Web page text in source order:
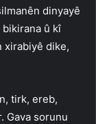
dinyayê
û kî
xirabiyê dike,
tirk, ereb,
Gava sorunu